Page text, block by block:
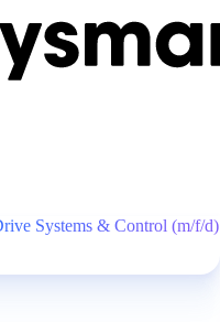
Systems & Control (m/f/d)